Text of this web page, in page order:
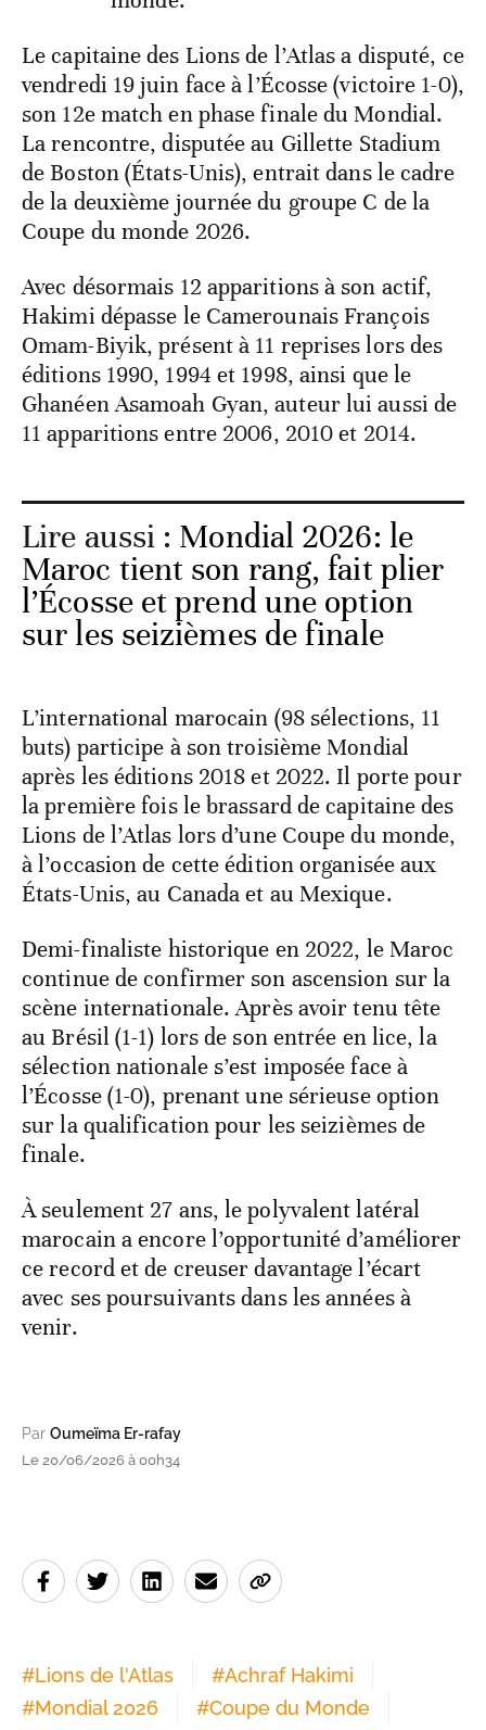
Le capitaine des Lions de l’Atlas a disputé, ce
vendredi 19 juin face à l’Écosse (victoire 1-0),
son 12e match en phase finale du Mondial.
La rencontre, disputée au Gillette Stadium
de Boston (États-Unis), entrait dans le cadre
de la deuxième journée du groupe C de la
Coupe du monde 2026.
Avec désormais 12 apparitions à son actif,
Hakimi dépasse le Camerounais François
Omam-Biyik, présent à 11 reprises lors des
éditions 1990, 1994 et 1998, ainsi que le
Ghanéen Asamoah Gyan, auteur lui aussi de
11 apparitions entre 2006, 2010 et 2014.
Lire aussi : Mondial 2026: le
Maroc tient son rang, fait plier
l’Écosse et prend une option
sur les seizièmes de finale
L’international marocain (98 sélections, 11
buts) participe à son troisième Mondial
après les éditions 2018 et 2022. Il porte pour
la première fois le brassard de capitaine des
Lions de l’Atlas lors d’une Coupe du monde,
à l’occasion de cette édition organisée aux
États-Unis, au Canada et au Mexique.
Demi-finaliste historique en 2022, le Maroc
continue de confirmer son ascension sur la
scène internationale. Après avoir tenu tête
au Brésil (1-1) lors de son entrée en lice, la
sélection nationale s’est imposée face à
l’Écosse (1-0), prenant une sérieuse option
sur la qualification pour les seizièmes de
finale.
À seulement 27 ans, le polyvalent latéral
marocain a encore l’opportunité d’améliorer
ce record et de creuser davantage l’écart
avec ses poursuivants dans les années à
venir.
Par Oumeïma Er-rafay
Le 20/06/2026 à 00h34
#Lions de l'Atlas #Achraf Hakimi
#Mondial 2026 #Coupe du Monde